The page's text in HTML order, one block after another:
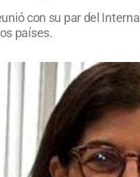
con su par del
países.